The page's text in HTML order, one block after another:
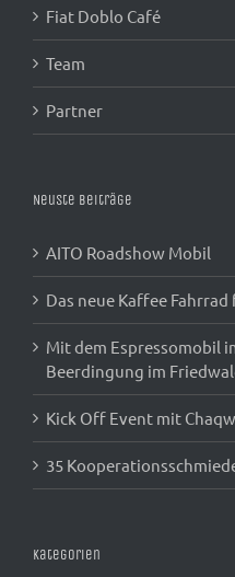
Fiat Doblo Café
Team
Partner
Neuste Beiträge
AITO Roadshow Mobil
Das neue Kaffee Fahrrad
Mit dem Espressomobil
Beerdingung im
Kick Off Event mit
35
Kategorien